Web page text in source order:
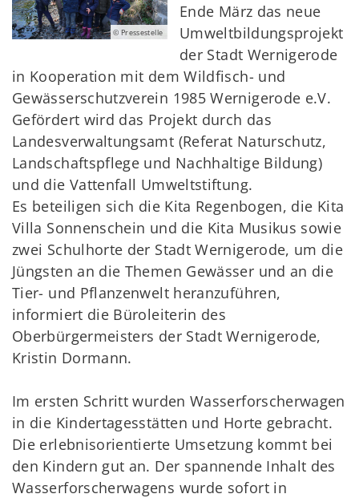
© Pressestelle
Ende März das neue
Umweltbildungsprojekt
der Stadt Wernigerode
in Kooperation mit dem Wildfisch- und
Gewässerschutzverein 1985 Wernigerode e.V.
Gefördert wird das Projekt durch das
Landesverwaltungsamt (Referat Naturschutz,
Landschaftspflege und Nachhaltige Bildung)
und die Vattenfall Umweltstiftung.
Es beteiligen sich die Kita Regenbogen, die Kita
Villa Sonnenschein und die Kita Musikus sowie
zwei Schulhorte der Stadt Wernigerode, um die
Jüngsten an die Themen Gewässer und an die
Tier- und Pflanzenwelt heranzuführen,
informiert die Büroleiterin des
Oberbürgermeisters der Stadt Wernigerode,
Kristin Dormann.
Im ersten Schritt wurden Wasserforscherwagen
in die Kindertagesstätten und Horte gebracht.
Die erlebnisorientierte Umsetzung kommt bei
den Kindern gut an. Der spannende Inhalt des
Wasserforscherwagens wurde sofort in